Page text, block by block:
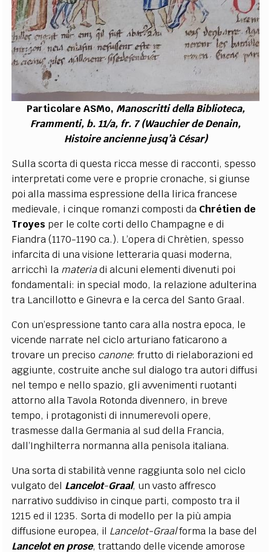
Particolare ASMo, Manoscritti della Biblioteca,
Frammenti, b. 11/a, fr. 7 (Wauchier de Denain,
Histoire ancienne jusq’à César)
Sulla scorta di questa ricca messe di racconti, spesso
interpretati come vere e proprie cronache, si giunse
poi alla massima espressione della lirica francese
medievale, i cinque romanzi composti da Chrétien de
Troyes per le colte corti dello Champagne e di
Fiandra (1170-1190 ca.). L’opera di Chrètien, spesso
infarcita di una visione letteraria quasi moderna,
arricchì la materiadi alcuni elementi divenuti poi
fondamentali: in special modo, la relazione adulterina
tra Lancillotto e Ginevra e la cerca del Santo Graal.
Con un’espressione tanto cara alla nostra epoca, le
vicende narrate nel ciclo arturiano faticarono a
trovare un preciso canone: frutto di rielaborazioni ed
aggiunte, costruite anche sul dialogo tra autori diffusi
nel tempo e nello spazio, gli avvenimenti ruotanti
attorno alla Tavola Rotonda divennero, in breve
tempo, i protagonisti di innumerevoli opere,
trasmesse dalla Germania al sud della Francia,
dall’Inghilterra normanna alla penisola italiana.
Una sorta di stabilità venne raggiunta solo nel ciclo
vulgato del Lancelot-Graal, un vasto affresco
narrativo suddiviso in cinque parti, composto tra il
1215 ed il 1235. Sorta di modello per la più ampia
diffusione europea, il Lancelot-Graalforma la base del
Lancelot enprose, trattando delle vicende amorose